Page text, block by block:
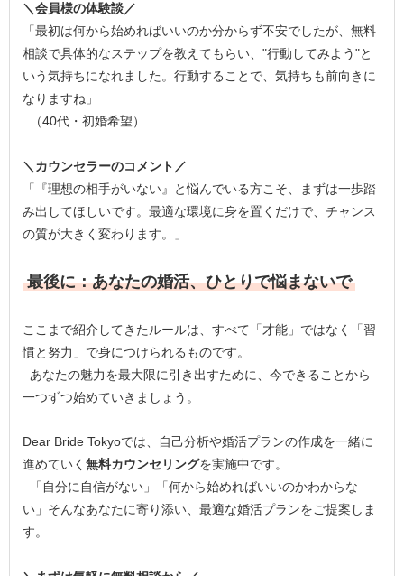
＼会員様の体験談／
「最初は何から始めればいいのか分からず不安でしたが、無料
相談で具体的なステップを教えてもらい、"行動してみよう"と
いう気持ちになれました。行動することで、気持ちも前向きに
なりますね」
（40代・初婚希望）
＼カウンセラーのコメント／
「『理想の相手がいない』と悩んでいる方こそ、まずは一歩踏
み出してほしいです。最適な環境に身を置くだけで、チャンス
の質が大きく変わります。」
最後に：あなたの婚活、ひとりで悩まないで
ここまで紹介してきたルールは、すべて「才能」ではなく「習
慣と努力」で身につけられるものです。
あなたの魅力を最大限に引き出すために、今できることから
一つずつ始めていきましょう。
Dear Bride Tokyoでは、自己分析や婚活プランの作成を一緒に
進めていく無料カウンセリングを実施中です。
「自分に自信がない」「何から始めればいいのかわからな
い」そんなあなたに寄り添い、最適な婚活プランをご提案しま
す。